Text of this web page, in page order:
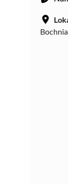
Bochnia